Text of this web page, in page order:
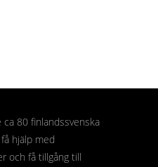
80 finlandssvenska
hjälp med
och få tillgång till